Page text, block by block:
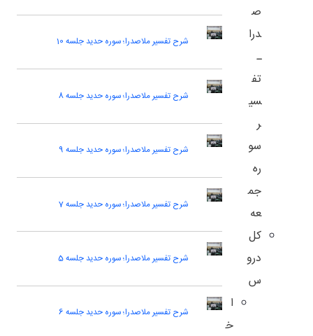
ص
درا
ـ
تف
سی
ر
سو
ره
جم
عه
کل
درو
س
ا
خ
شرح تفسیر ملاصدرا؛ سوره حدید جلسه 10
شرح تفسیر ملاصدرا؛ سوره حدید جلسه 8
شرح تفسیر ملاصدرا؛ سوره حدید جلسه 9
شرح تفسیر ملاصدرا؛ سوره حدید جلسه 7
شرح تفسیر ملاصدرا؛ سوره حدید جلسه 5
شرح تفسیر ملاصدرا؛ سوره حدید جلسه 6